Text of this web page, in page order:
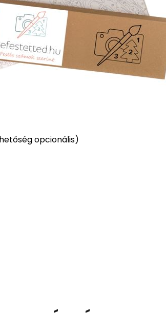
opcionális)